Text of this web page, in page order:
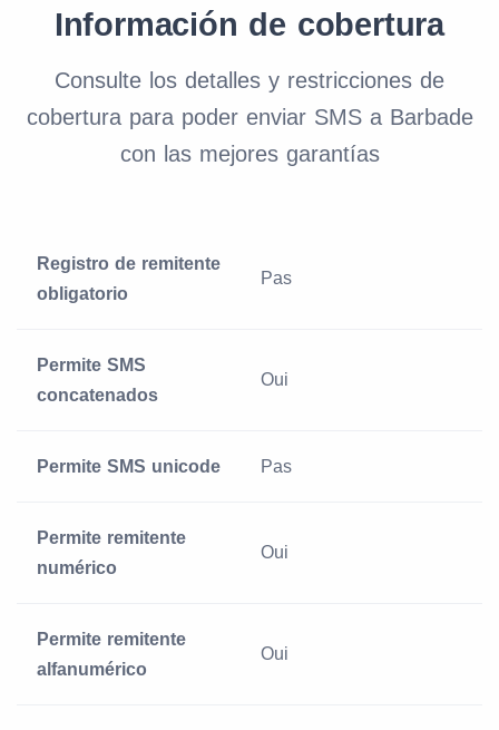
Información de cobertura
Consulte los detalles y restricciones de
cobertura para poder enviar SMS a Barbade
con las mejores garantías
Registro de remitente
obligatorio
Pas
Permite SMS
concatenados
Oui
Permite SMS unicode Pas
Permite remitente
numérico
Oui
Permite remitente
alfanumérico
Oui